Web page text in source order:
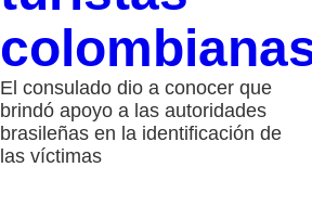
El consulado dio a conocer que
brindó apoyo a las autoridades
brasileñas en la identificación de
las víctimas